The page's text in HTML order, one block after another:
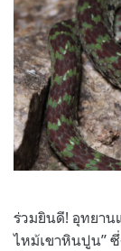
ร่วมยินดี! อุทยาน
ไหม้เขาหินปูน”